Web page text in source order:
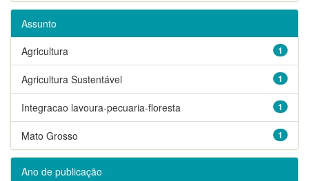
Assunto
1
Agricultura
1
Agricultura Sustentável
1
Integracao lavoura-pecuaria-floresta
1
Mato Grosso
Ano de publicação